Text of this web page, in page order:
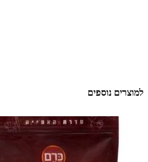
למוצרים נוספים